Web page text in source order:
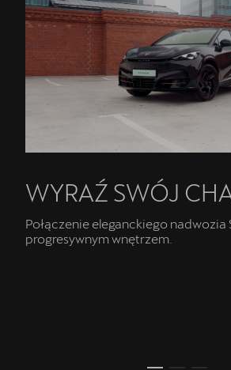
WYRAŹ SWÓJ
Połączenie eleganckiego nadwozia
progresywnym wnętrzem.